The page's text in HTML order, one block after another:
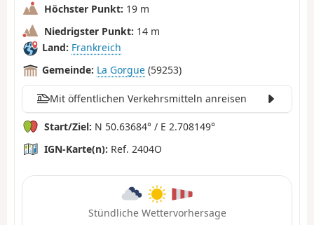
Höchster Punkt: 19 m
Niedrigster Punkt: 14 m
Land: Frankreich
Gemeinde: La Gorgue (59253)
Mit öffentlichen Verkehrsmitteln anreisen
Start/Ziel: N 50.63684° / E 2.708149°
IGN-Karte(n): Ref. 2404O
Stündliche Wettervorhersage